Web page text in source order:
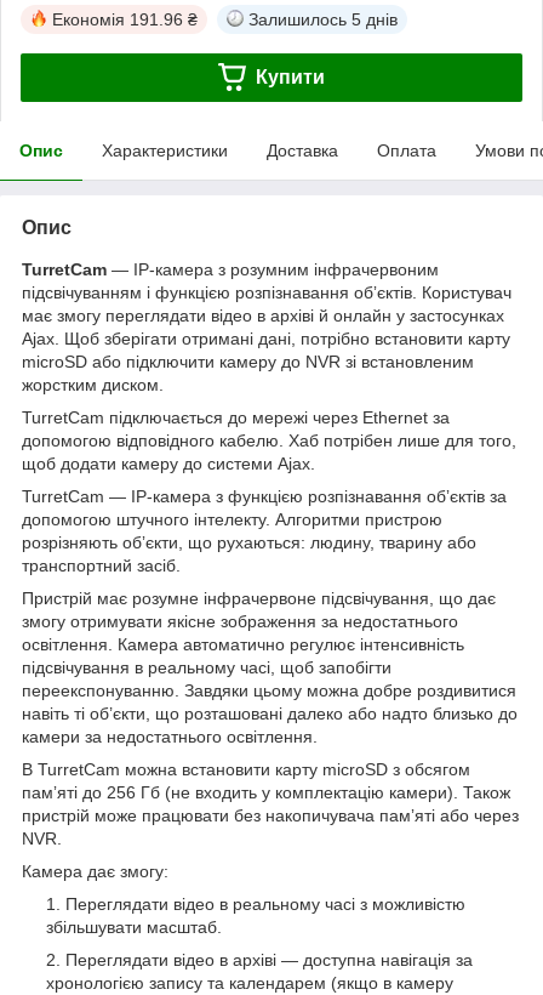
Економія 191.96 ₴ Залишилось 5 днів
Купити
Опис Характеристики Доставка Оплата Умови
Опис
TurretCam — IP-камера з розумним інфрачервоним
підсвічуванням і функцією розпізнавання обʼєктів. Користувач
має змогу переглядати відео в архіві й онлайн у застосунках
Ajax. Щоб зберігати отримані дані, потрібно встановити карту
microSD або підключити камеру до NVR зі встановленим
жорстким диском.
TurretCam підключається до мережі через Ethernet за
допомогою відповідного кабелю. Хаб потрібен лише для того,
щоб додати камеру до системи Ajax.
TurretCam — IP-камера з функцією розпізнавання обʼєктів за
допомогою штучного інтелекту. Алгоритми пристрою
розрізняють обʼєкти, що рухаються: людину, тварину або
транспортний засіб.
Пристрій має розумне інфрачервоне підсвічування, що дає
змогу отримувати якісне зображення за недостатнього
освітлення. Камера автоматично регулює інтенсивність
підсвічування в реальному часі, щоб запобігти
переекспонуванню. Завдяки цьому можна добре роздивитися
навіть ті об’єкти, що розташовані далеко або надто близько до
камери за недостатнього освітлення.
В TurretCam можна встановити карту microSD з обсягом
памʼяті до 256 Гб (не входить у комплектацію камери). Також
пристрій може працювати без накопичувача памʼяті або через
NVR.
Камера дає змогу:
Переглядати відео в реальному часі з можливістю
збільшувати масштаб.
Переглядати відео в архіві — доступна навігація за
хронологією запису та календарем (якщо в камеру